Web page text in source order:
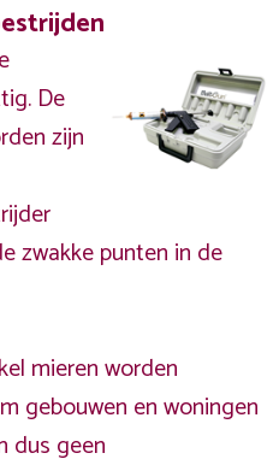
De
zijn
zwakke punten in de
mieren worden
gebouwen en woningen
dus geen